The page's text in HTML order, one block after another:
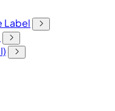
Label